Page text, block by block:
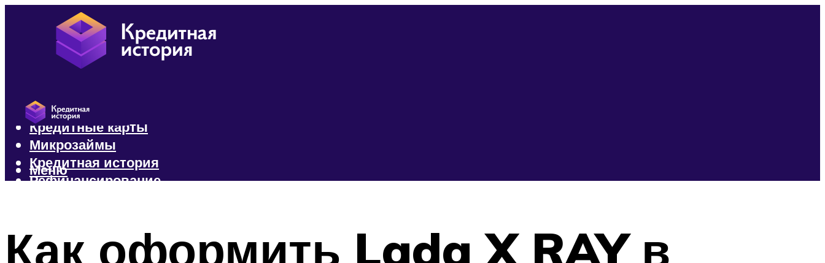
Кредиты
Кредитные карты
Микрозаймы
Кредитная история
Рефинансирование
Меню
Как оформить Lada X RAY в